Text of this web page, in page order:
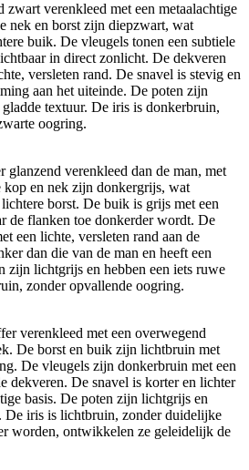
zwart verenkleed met een metaalachtige
nek en borst zijn diepzwart, wat
buik. De vleugels tonen een subtiele
in direct zonlicht. De dekveren
versleten rand. De snavel is stevig en
aan het uiteinde. De poten zijn
textuur. De iris is donkerbruin,
oogring.
glanzend verenkleed dan de man, met
kop en nek zijn donkergrijs, wat
borst. De buik is grijs met een
de flanken toe donkerder wordt. De
een lichte, versleten rand aan de
dan die van de man en heeft een
zijn lichtgrijs en hebben een iets ruwe
zonder opvallende oogring.
verenkleed met een overwegend
De borst en buik zijn lichtbruin met
De vleugels zijn donkerbruin met een
dekveren. De snavel is korter en lichter
basis. De poten zijn lichtgrijs en
De iris is lichtbruin, zonder duidelijke
worden, ontwikkelen ze geleidelijk de